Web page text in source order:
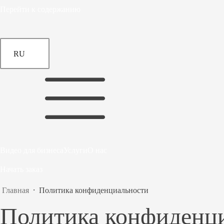
RU
Главная ⸱ Политика конфиденциальности
Политика